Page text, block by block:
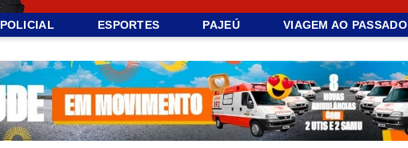
POLICIAL ESPORTES PAJEÚ VIAGEM AO PASSADO